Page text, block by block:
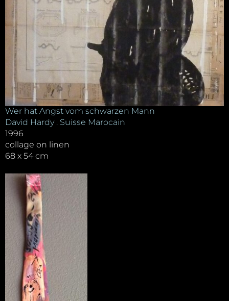
Wer hat Angst vom schwarzen Mann
David Hardy . Suisse Marocain
1996
collage on linen
68 x 54 cm